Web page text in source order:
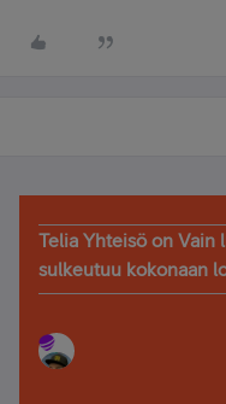
Telia Yhteisö on Vain
sulkeutuu kokonaan